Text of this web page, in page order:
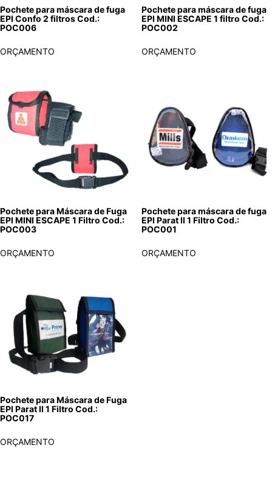
Pochete para máscara de fuga
EPI Confo 2 filtros Cod.:
POC006
ORÇAMENTO
Pochete para máscara de fuga
EPI MINI ESCAPE 1 filtro Cod.:
POC002
ORÇAMENTO
Pochete para Máscara de Fuga
EPI MINI ESCAPE 1 Filtro Cod.:
POC003
ORÇAMENTO
Pochete para máscara de fuga
EPI Parat II 1 Filtro Cod.:
POC001
ORÇAMENTO
Pochete para Máscara de Fuga
EPI Parat II 1 Filtro Cod.:
POC017
ORÇAMENTO